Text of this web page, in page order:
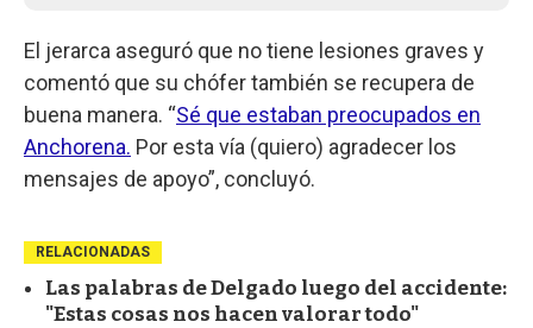
El jerarca aseguró que no tiene lesiones graves y
comentó que su chófer también se recupera de
buena manera. “Sé que estaban preocupados en
Anchorena. Por esta vía (quiero) agradecer los
mensajes de apoyo”, concluyó.
RELACIONADAS
Las palabras de Delgado luego del accidente:
"Estas cosas nos hacen valorar todo"